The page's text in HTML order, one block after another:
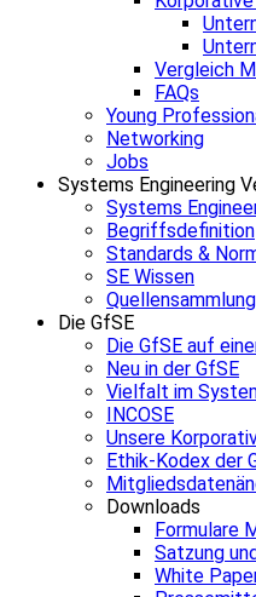
Vergleich
FAQs
Young
Networking
Jobs
Systems Engineering
Systems
Begriffsdefinition
Standards &
SE Wissen
Quellensammlung
Die GfSE
Die GfSE auf
Neu in der GfSE
Vielfalt im
INCOSE
Unsere
Ethik-Kodex der
Downloads
Formulare
Satzung
White